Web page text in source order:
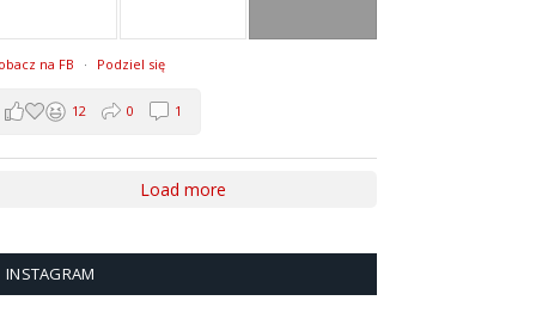
na FB · Podziel się
12 0 1
Load more
INSTAGRAM